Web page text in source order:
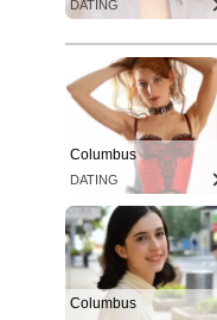
DATING
Columbus
DATING
Columbus